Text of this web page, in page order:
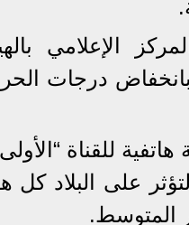
الإعلامي
درجات
للقناة
على البلاد كل
المتوسط.